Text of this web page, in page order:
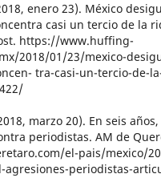
enero 23). México
casi un tercio de la
https://www.huffing-
2018/01/23/mexico-
tra-casi-un-tercio-de-
marzo 20). En seis
periodistas. AM de
el-pais/mexico/
agresiones-periodistas-